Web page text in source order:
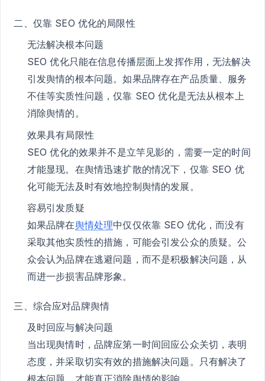
二、仅靠 SEO 优化的局限性
无法解决根本问题
SEO 优化只能在信息传播层面上发挥作用，无法解决
引发舆情的根本问题。如果品牌存在产品质量、服务
不佳等实质性问题，仅靠 SEO 优化是无法从根本上
消除舆情的。
效果具有局限性
SEO 优化的效果并不是立竿见影的，需要一定的时间
才能显现。在舆情迅速扩散的情况下，仅靠 SEO 优
化可能无法及时有效地控制舆情的发展。
容易引发质疑
如果品牌在舆情处理中仅仅依靠 SEO 优化，而没有
采取其他实质性的措施，可能会引发公众的质疑。公
众会认为品牌在逃避问题，而不是积极解决问题，从
而进一步损害品牌形象。
三、综合应对品牌舆情
及时回应与解决问题
当出现舆情时，品牌应第一时间回应公众关切，表明
态度，并采取切实有效的措施解决问题。只有解决了
根本问题，才能真正消除舆情的影响。